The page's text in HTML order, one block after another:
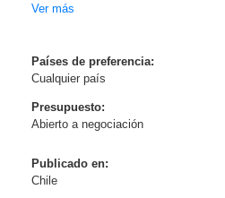
nuevo sistema ERP
Ver más
Países de preferencia:
Cualquier país
Presupuesto:
Abierto a negociación
Publicado en:
Chile